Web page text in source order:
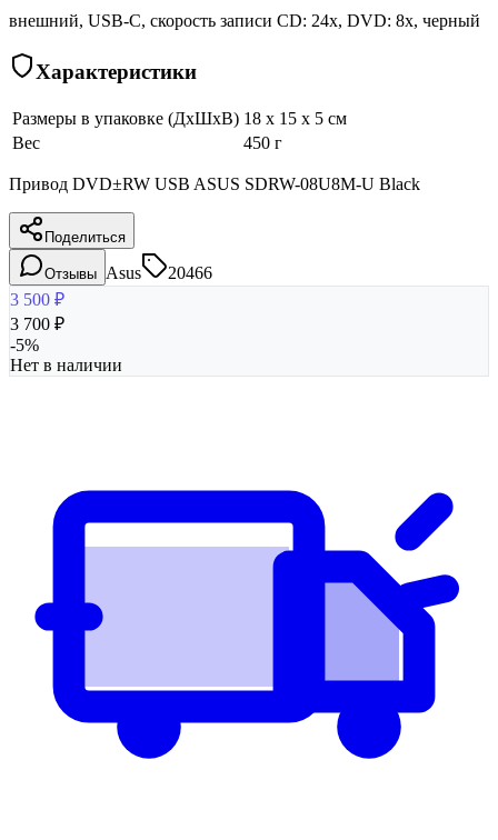
внешний, USB-C, скорость записи CD: 24x, DVD: 8x, черный
Характеристики
Размеры в упаковке (ДхШхВ) 18 x 15 x 5 см
Вес
450 г
Привод DVD±RW USB ASUS SDRW-08U8M-U Black
Поделиться
Отзывы Asus
20466
3 500 ₽
3 700 ₽
-5%
Нет в наличии